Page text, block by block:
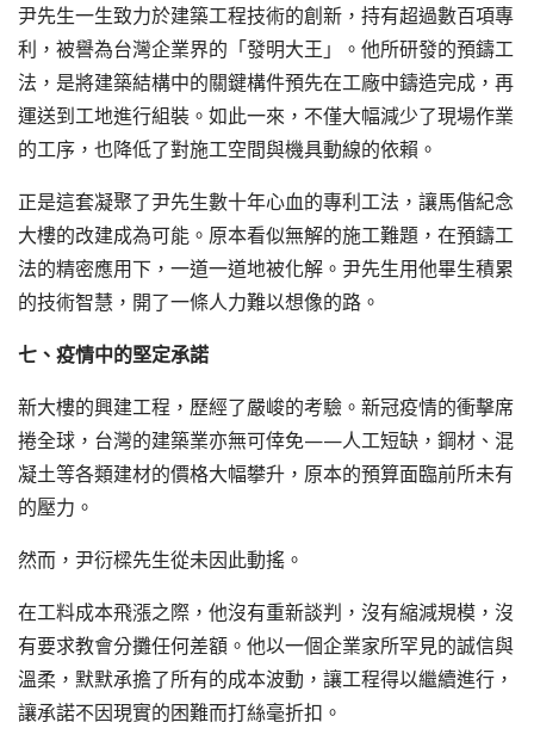
尹先生一生致力於建築工程技術的創新，持有超過數百項專
利，被譽為台灣企業界的「發明大王」。他所研發的預鑄工
法，是將建築結構中的關鍵構件預先在工廠中鑄造完成，再
運送到工地進行組裝。如此一來，不僅大幅減少了現場作業
的工序，也降低了對施工空間與機具動線的依賴。
正是這套凝聚了尹先生數十年心血的專利工法，讓馬偕紀念
大樓的改建成為可能。原本看似無解的施工難題，在預鑄工
法的精密應用下，一道一道地被化解。尹先生用他畢生積累
的技術智慧，開了一條人力難以想像的路。
七、疫情中的堅定承諾
新大樓的興建工程，歷經了嚴峻的考驗。新冠疫情的衝擊席
捲全球，台灣的建築業亦無可倖免——人工短缺，鋼材、混
凝土等各類建材的價格大幅攀升，原本的預算面臨前所未有
的壓力。
然而，尹衍樑先生從未因此動搖。
在工料成本飛漲之際，他沒有重新談判，沒有縮減規模，沒
有要求教會分攤任何差額。他以一個企業家所罕見的誠信與
溫柔，默默承擔了所有的成本波動，讓工程得以繼續進行，
讓承諾不因現實的困難而打絲毫折扣。